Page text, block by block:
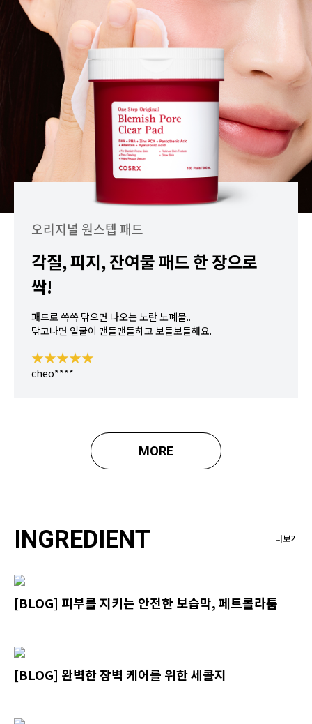
오리지널 원스텝 패드
각질, 피지, 잔여물 패드 한 장으로
싹!
패드로 쓱쓱 닦으면 나오는 노란 노폐물..
닦고나면 얼굴이 맨들맨들하고 보들보들해요.
★★★★★
cheo****
MORE
INGREDIENT 더보기
[BLOG] 피부를 지키는 안전한 보습막, 페트롤라툼
[BLOG] 완벽한 장벽 케어를 위한 세콜지